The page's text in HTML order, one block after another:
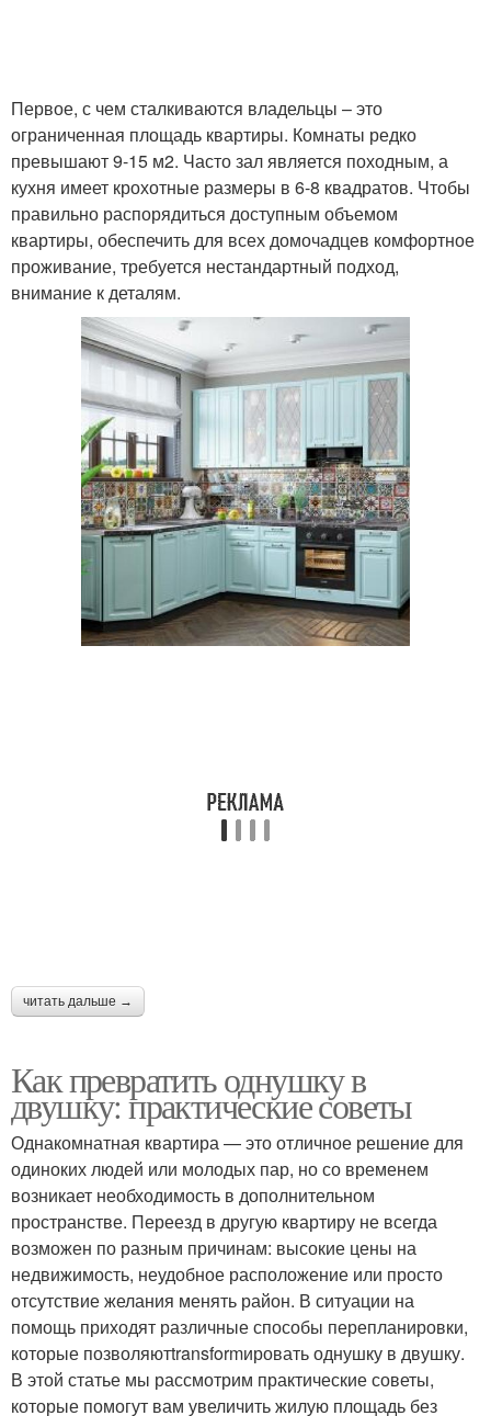
Первое, с чем сталкиваются владельцы – это
ограниченная площадь квартиры. Комнаты редко
превышают 9-15 м2. Часто зал является походным, а
кухня имеет крохотные размеры в 6-8 квадратов. Чтобы
правильно распорядиться доступным объемом
квартиры, обеспечить для всех домочадцев комфортное
проживание, требуется нестандартный подход,
внимание к деталям.
читать дальше →
Как превратить однушку в
двушку: практические советы
Однакомнатная квартира — это отличное решение для
одиноких людей или молодых пар, но со временем
возникает необходимость в дополнительном
пространстве. Переезд в другую квартиру не всегда
возможен по разным причинам: высокие цены на
недвижимость, неудобное расположение или просто
отсутствие желания менять район. В ситуации на
помощь приходят различные способы перепланировки,
которые позволяютtransformировать однушку в двушку.
В этой статье мы рассмотрим практические советы,
которые помогут вам увеличить жилую площадь без